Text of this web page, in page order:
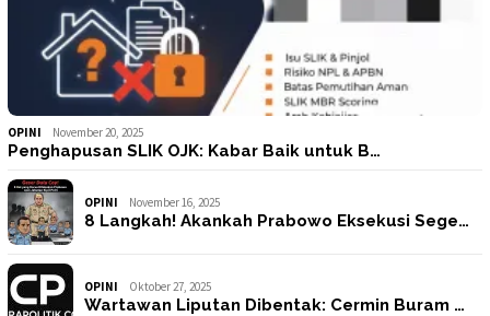
OPINI November 20, 2025
Penghapusan SLIK OJK: Kabar Baik untuk B…
OPINI November 16, 2025
8 Langkah! Akankah Prabowo Eksekusi Sege…
OPINI Oktober 27, 2025
Wartawan Liputan Dibentak: Cermin Buram …